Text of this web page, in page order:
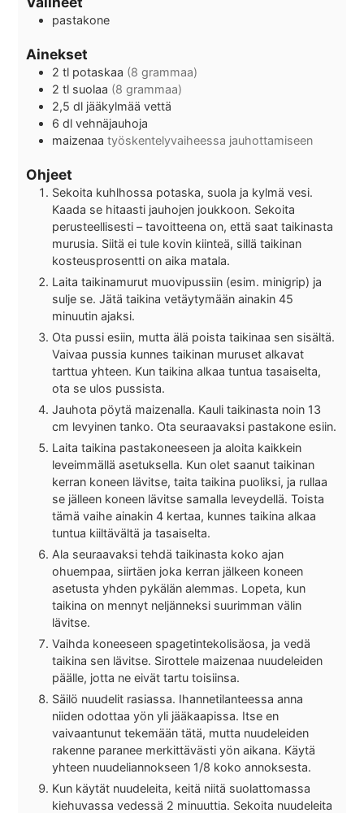
pastakone
Ainekset
2 tl potaskaa (8 grammaa)
2 tl suolaa (8 grammaa)
2,5 dl jääkylmää vettä
6 dl vehnäjauhoja
maizenaa työskentelyvaiheessa jauhottamiseen
Ohjeet
Sekoita kuhlhossa potaska, suola ja kylmä vesi.
Kaada se hitaasti jauhojen joukkoon. Sekoita
perusteellisesti – tavoitteena on, että saat taikinasta
murusia. Siitä ei tule kovin kiinteä, sillä taikinan
kosteusprosentti on aika matala.
Laita taikinamurut muovipussiin (esim. minigrip) ja
sulje se. Jätä taikina vetäytymään ainakin 45
minuutin ajaksi.
Ota pussi esiin, mutta älä poista taikinaa sen sisältä.
Vaivaa pussia kunnes taikinan muruset alkavat
tarttua yhteen. Kun taikina alkaa tuntua tasaiselta,
ota se ulos pussista.
Jauhota pöytä maizenalla. Kauli taikinasta noin 13
cm levyinen tanko. Ota seuraavaksi pastakone esiin.
Laita taikina pastakoneeseen ja aloita kaikkein
leveimmällä asetuksella. Kun olet saanut taikinan
kerran koneen lävitse, taita taikina puoliksi, ja rullaa
se jälleen koneen lävitse samalla leveydellä. Toista
tämä vaihe ainakin 4 kertaa, kunnes taikina alkaa
tuntua kiiltävältä ja tasaiselta.
Ala seuraavaksi tehdä taikinasta koko ajan
ohuempaa, siirtäen joka kerran jälkeen koneen
asetusta yhden pykälän alemmas. Lopeta, kun
taikina on mennyt neljänneksi suurimman välin
lävitse.
Vaihda koneeseen spagetintekolisäosa, ja vedä
taikina sen lävitse. Sirottele maizenaa nuudeleiden
päälle, jotta ne eivät tartu toisiinsa.
Säilö nuudelit rasiassa. Ihannetilanteessa anna
niiden odottaa yön yli jääkaapissa. Itse en
vaivaantunut tekemään tätä, mutta nuudeleiden
rakenne paranee merkittävästi yön aikana. Käytä
yhteen nuudeliannokseen 1/8 koko annoksesta.
Kun käytät nuudeleita, keitä niitä suolattomassa
kiehuvassa vedessä 2 minuuttia. Sekoita nuudeleita